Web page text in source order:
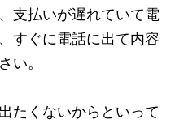
支払いが遅れていて電
すぐに電話に出て内容
い。
たくないからといって